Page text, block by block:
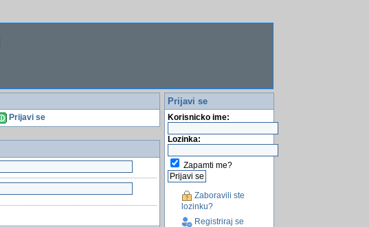
Prijavi se
Prijavi se
Korisnicko ime:
Lozinka:
Zapamti me?
Zaboravili ste
lozinku?
Registriraj se